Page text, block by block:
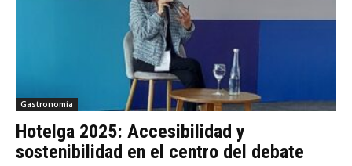
Gastronomía
Hotelga 2025: Accesibilidad y
sostenibilidad en el centro del debate